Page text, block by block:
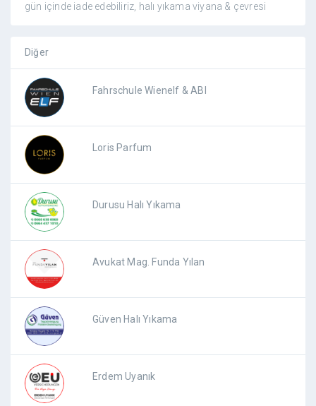
gün içinde iade edebiliriz, halı yıkama viyana & çevresi
Diğer
Fahrschule Wienelf & ABI
Loris Parfum
Durusu Halı Yıkama
Avukat Mag. Funda Yılan
Güven Halı Yıkama
Erdem Uyanık